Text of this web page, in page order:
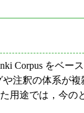
Corpus をベー
注釈の体系が複
用途では，今の